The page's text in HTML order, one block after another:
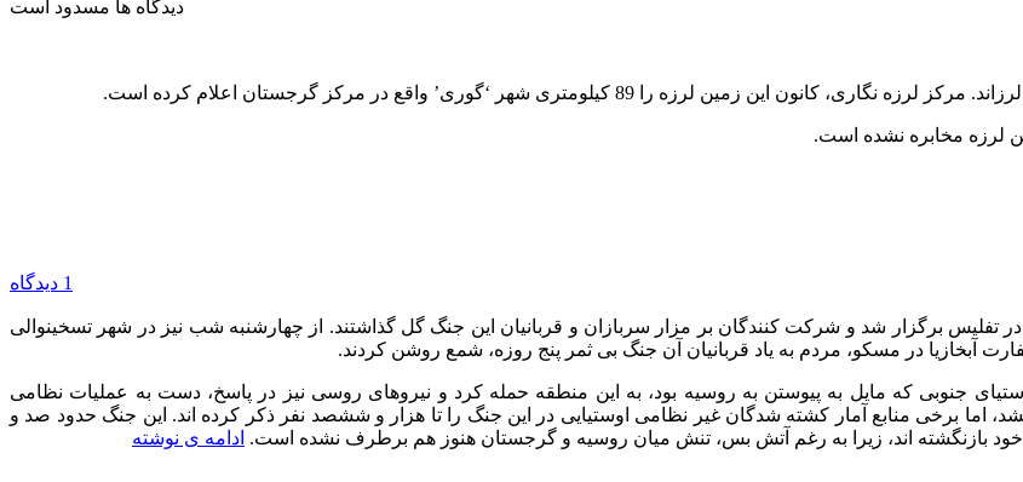
دیدگاه ها مسدود است
لرزه مخابره نشده است.
1 دیدگاه
برگزار شد و شرکت کنندگان بر مزار سربازان و قربانیان این جنگ گل گذاشتند. از چهارشنبه شب نیز در شهر تسخینوالی
آبخازیا در مسکو، مردم به یاد قربانیان آن جنگ بی ثمر پنج روزه، شمع روشن کردند.
برای بازپس گیری اوستیای جنوبی که مایل به پیوستن به روسیه بود، به این منطقه حمله کرد و نیروهای روسی نیز در پاسخ، دست به عملیات نظامی
اما برخی منابع آمار کشته شدگان غیر نظامی اوستیایی در این جنگ را تا هزار و ششصد نفر ذکر کرده اند. این جنگ حدود صد و
خود بازنگشته اند، زیرا به رغم آتش بس، تنش میان روسیه و گرجستان هنوز هم برطرف نشده است. ادامه ی نوشته